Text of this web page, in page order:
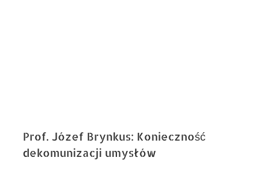
Prof. Józef Brynkus: Konieczność
dekomunizacji umysłów